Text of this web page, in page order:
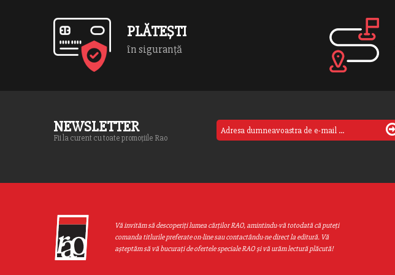
PLĂTEȘTI
în siguranță
NEWSLETTER
Fii la curent cu toate promoțiile Rao
Vă invităm să descoperiţi lumea cărţilor RAO, amintindu-vă totodată că puteţi
comanda titlurile preferate on-line sau contactându-ne direct la editură. Vă
aşteptăm să vă bucuraţi de ofertele speciale RAO şi vă urăm lectură plăcută!